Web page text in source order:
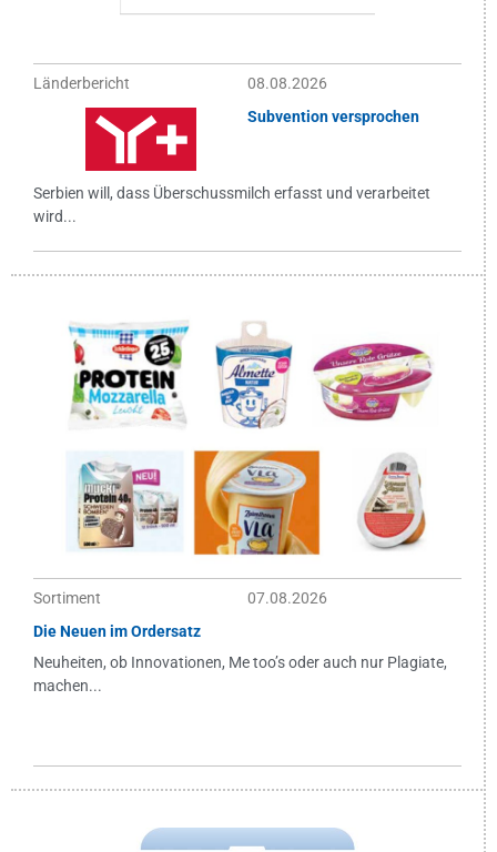
Länderbericht
08.08.2026
Subvention versprochen
Serbien will, dass Überschussmilch erfasst und verarbeitet
wird...
Sortiment
07.08.2026
Die Neuen im Ordersatz
Neuheiten, ob Innovationen, Me too’s oder auch nur Plagiate,
machen...